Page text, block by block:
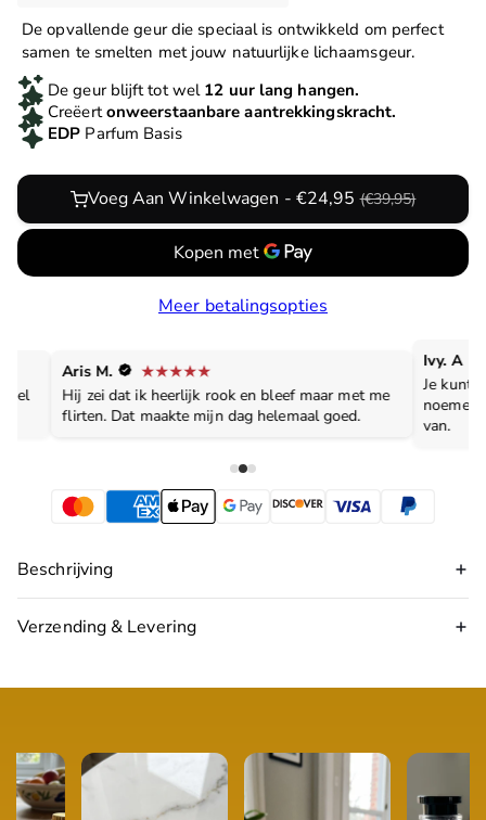
De opvallende geur die speciaal is ontwikkeld om perfect
samen te smelten met jouw natuurlijke lichaamsgeur.
De geur blijft tot wel 12 uur lang hangen.
Creëertonweerstaanbare aantrekkingskracht.
EDP Parfum Basis
Voeg Aan Winkelwagen - €24,95(€39,95)
Meer betalingsopties
Aris M.
Hij zei dat ik heerlijk rook en bleef maar met me
flirten. Dat maakte mijn dag helemaal goed.
Ivy. A
Je kunt
van.
Beschrijving
Topnoten:
grapefruit, peer
Verzending & Levering